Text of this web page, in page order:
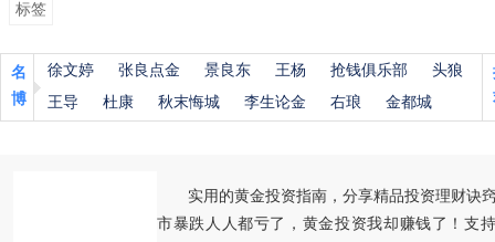
标签
名
博
徐文婷 张良点金 景良东 王杨 抢钱俱乐部
头狼
王导
杜康 秋末悔城 李生论金 右琅 金都城
实用的黄金投资指南，分享精品投资理财诀
市暴跌人人都亏了，黄金投资我却赚钱了！支